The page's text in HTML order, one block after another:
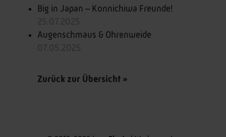
Big in Japan – Konnichiwa Freunde!
Augenschmaus & Ohrenweide
Zurück zur Übersicht »